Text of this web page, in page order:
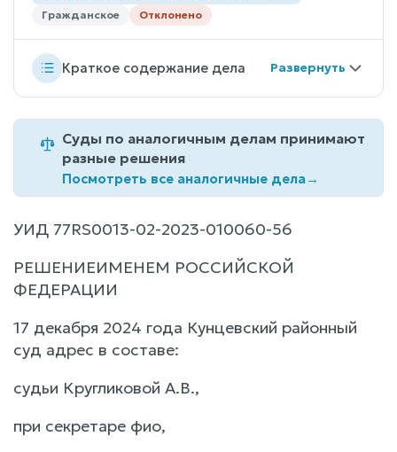
Гражданское Отклонено
Краткое содержание дела
Суды по аналогичным делам принимают
разные решения
Посмотреть все аналогичные дела→
УИД 77RS0013-02-2023-010060-56
РЕШЕНИЕИМЕНЕМ РОССИЙСКОЙ
ФЕДЕРАЦИИ
17 декабря 2024 года Кунцевский районный
суд адрес в составе:
судьи Кругликовой А.В.,
при секретаре фио,